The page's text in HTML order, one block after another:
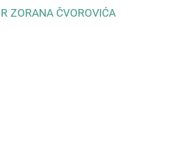
ZORANA ČVOROVIĆA